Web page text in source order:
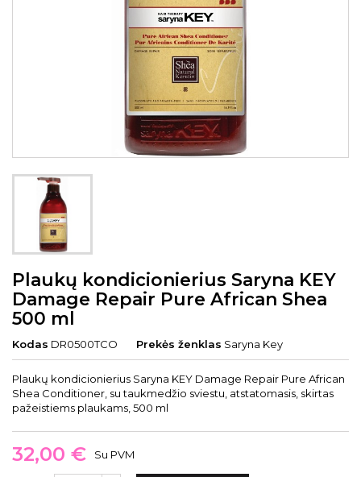
Plaukų kondicionierius Saryna KEY
Damage Repair Pure African Shea
500 ml
Kodas DR0500TCO Prekės ženklas Saryna Key
Plaukų kondicionierius Saryna KEY Damage Repair Pure African
Shea Conditioner, su taukmedžio sviestu, atstatomasis, skirtas
pažeistiems plaukams, 500 ml
32,00 € Su PVM